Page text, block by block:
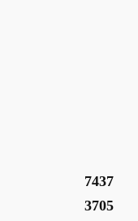
7437
3705